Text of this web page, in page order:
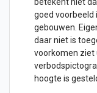
goed voorbeeld
gebouwen.
daar niet is
voorkomen ziet
hoogte is